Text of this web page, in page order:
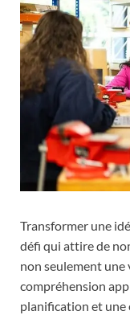
Transformer une
défi qui attire de
non seulement une
compréhension
planification et une